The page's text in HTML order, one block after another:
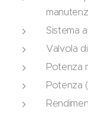
Sistema
Valvola
Potenza
Potenza